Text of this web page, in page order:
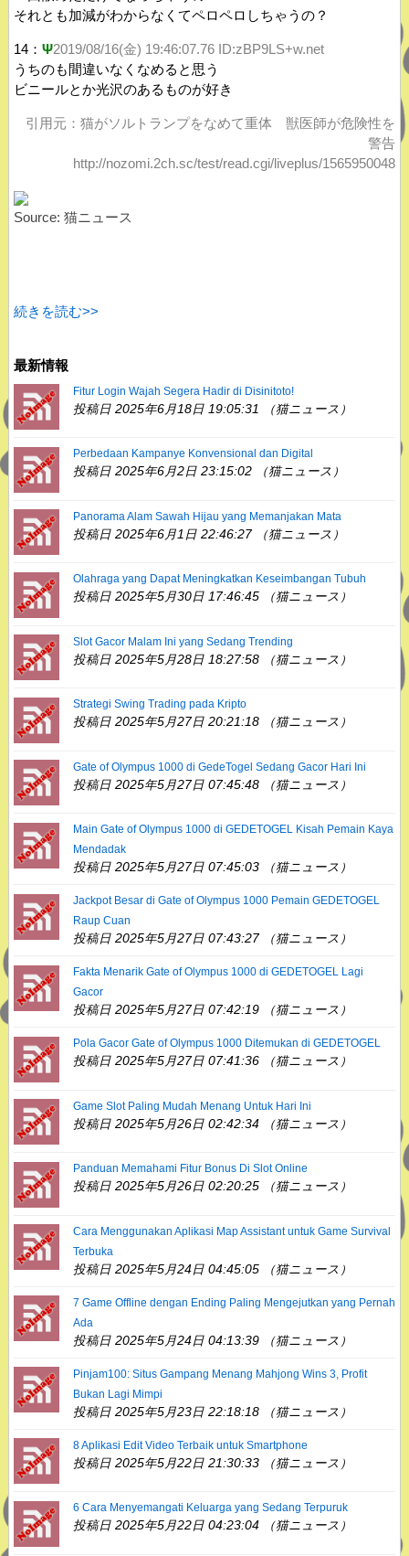
それとも加減がわからなくてペロペロしちゃうの？
14： Ψ2019/08/16(金) 19:46:07.76 ID:zBP9LS+w.net
うちのも間違いなくなめると思う
ビニールとか光沢のあるものが好き
引用元：猫がソルトランプをなめて重体 獣医師が危険性を
警告
http://nozomi.2ch.sc/test/read.cgi/liveplus/1565950048
Source: 猫ニュース
続きを読む>>
最新情報
Fitur Login Wajah Segera Hadir di Disinitoto!
投稿日 2025年6月18日 19:05:31 （猫ニュース）
Perbedaan Kampanye Konvensional dan Digital
投稿日 2025年6月2日 23:15:02 （猫ニュース）
Panorama Alam Sawah Hijau yang Memanjakan Mata
投稿日 2025年6月1日 22:46:27 （猫ニュース）
Olahraga yang Dapat Meningkatkan Keseimbangan Tubuh
投稿日 2025年5月30日 17:46:45 （猫ニュース）
Slot Gacor Malam Ini yang Sedang Trending
投稿日 2025年5月28日 18:27:58 （猫ニュース）
Strategi Swing Trading pada Kripto
投稿日 2025年5月27日 20:21:18 （猫ニュース）
Gate of Olympus 1000 di GedeTogel Sedang Gacor Hari Ini
投稿日 2025年5月27日 07:45:48 （猫ニュース）
Main Gate of Olympus 1000 di GEDETOGEL Kisah Pemain Kaya
Mendadak
投稿日 2025年5月27日 07:45:03 （猫ニュース）
Jackpot Besar di Gate of Olympus 1000 Pemain GEDETOGEL
Raup Cuan
投稿日 2025年5月27日 07:43:27 （猫ニュース）
Fakta Menarik Gate of Olympus 1000 di GEDETOGEL Lagi
Gacor
投稿日 2025年5月27日 07:42:19 （猫ニュース）
Pola Gacor Gate of Olympus 1000 Ditemukan di GEDETOGEL
投稿日 2025年5月27日 07:41:36 （猫ニュース）
Game Slot Paling Mudah Menang Untuk Hari Ini
投稿日 2025年5月26日 02:42:34 （猫ニュース）
Panduan Memahami Fitur Bonus Di Slot Online
投稿日 2025年5月26日 02:20:25 （猫ニュース）
Cara Menggunakan Aplikasi Map Assistant untuk Game Survival
Terbuka
投稿日 2025年5月24日 04:45:05 （猫ニュース）
7 Game Offline dengan Ending Paling Mengejutkan yang Pernah
Ada
投稿日 2025年5月24日 04:13:39 （猫ニュース）
Pinjam100: Situs Gampang Menang Mahjong Wins 3, Profit
Bukan Lagi Mimpi
投稿日 2025年5月23日 22:18:18 （猫ニュース）
8 Aplikasi Edit Video Terbaik untuk Smartphone
投稿日 2025年5月22日 21:30:33 （猫ニュース）
6 Cara Menyemangati Keluarga yang Sedang Terpuruk
投稿日 2025年5月22日 04:23:04 （猫ニュース）